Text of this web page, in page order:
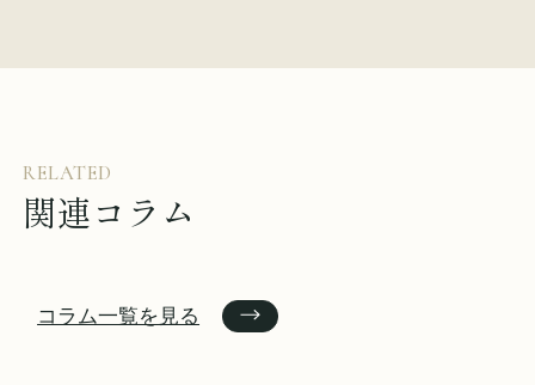
RELATED
関連コラム
コラム一覧を見る